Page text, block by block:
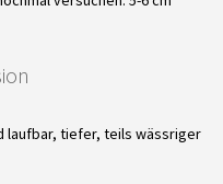
laufbar, tiefer, teils wässriger